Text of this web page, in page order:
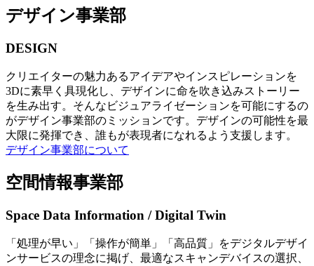
デザイン事業部
DESIGN
クリエイターの魅力あるアイデアやインスピレーションを
3Dに素早く具現化し、デザインに命を吹き込みストーリー
を生み出す。そんなビジュアライゼーションを可能にするの
がデザイン事業部のミッションです。デザインの可能性を最
大限に発揮でき、誰もが表現者になれるよう支援します。
デザイン事業部について
空間情報事業部
Space Data Information / Digital Twin
「処理が早い」「操作が簡単」「高品質」をデジタルデザイ
ンサービスの理念に掲げ、最適なスキャンデバイスの選択、